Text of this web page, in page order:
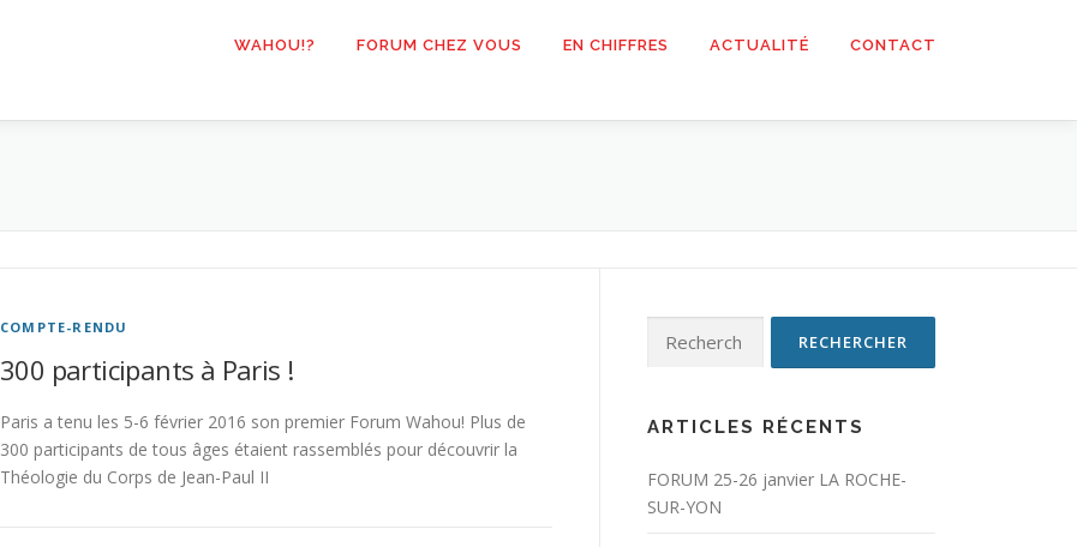
WAHOU!? FORUM CHEZ VOUS EN CHIFFRES ACTUALITÉ CONTACT
COMPTE-RENDU
300 participants à Paris !
Paris a tenu les 5-6 février 2016 son premier Forum Wahou! Plus de
300 participants de tous âges étaient rassemblés pour découvrir la
Théologie du Corps de Jean-Paul II
ARTICLES RÉCENTS
FORUM 25-26 janvier LA ROCHE-
SUR-YON